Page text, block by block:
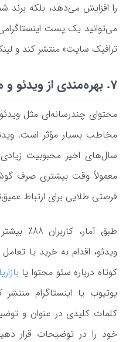
را افزایش می‌دهد، بلکه برند
ترافیک سایت» منتشر کند و
7. بهره‌مندی از ویدئو و محتوای چند رسانه‌ای
محتوای چندرسانه‌ای مثل
مخاطب بسیار مؤثر است.
سال‌های اخیر محبوبیت
معمولاً وقت بیشتری صرف
فرصتی طلایی برای ارتباط
طبق آمار،
ویدئو، اقدام به خرید یا
کوتاه درباره سئو محتوا یا
یوتیوب یا اینستاگرام
کلمات کلیدی در عنوان و
خود را در توضیحات قرار